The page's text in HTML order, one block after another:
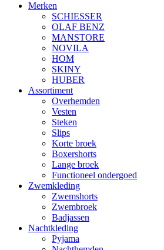
Merken
SCHIESSER
OLAF BENZ
MANSTORE
NOVILA
HOM
SKINY
HUBER
Assortiment
Overhemden
Vesten
Steken
Slips
Korte broek
Boxershorts
Lange broek
Functioneel ondergoed
Zwemkleding
Zwemshorts
Zwembroek
Badjassen
Nachtkleding
Pyjama